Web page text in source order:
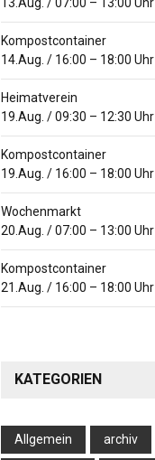
Kompostcontainer
14.Aug. / 16:00 – 18:00 Uhr
Heimatverein
19.Aug. /09:30 – 12:30 Uhr
Kompostcontainer
19.Aug. / 16:00 – 18:00 Uhr
Wochenmarkt
20.Aug. /07:00 – 13:00 Uhr
Kompostcontainer
21.Aug. / 16:00 – 18:00 Uhr
KATEGORIEN
Allgemein archiv